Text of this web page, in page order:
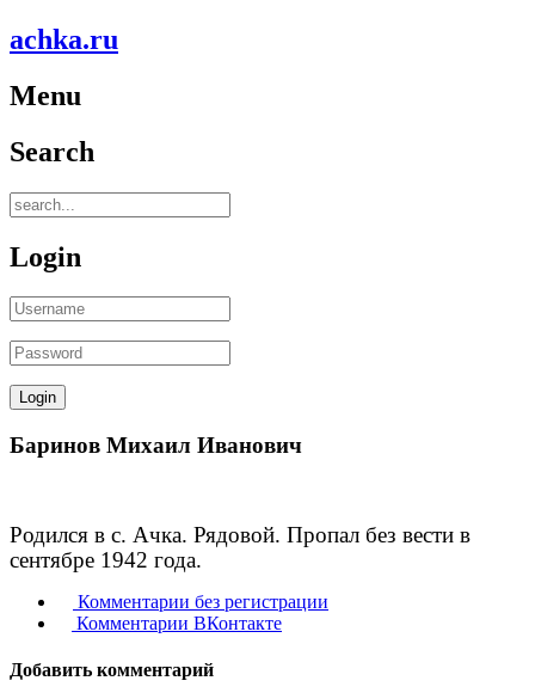
achka.ru
Menu
Search
Login
Баринов Михаил Иванович
Родился в с. Ачка. Рядовой. Пропал без вести в
сентябре 1942 года.
Комментарии без регистрации
Комментарии ВКонтакте
Добавить комментарий